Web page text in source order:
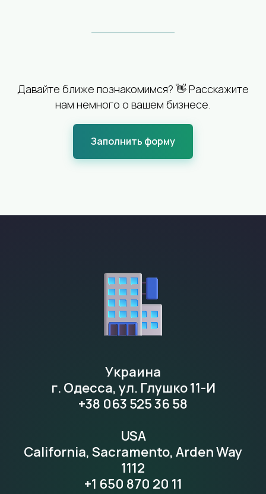
Давайте ближе познакомимся? 👋 Расскажите
нам немного о вашем бизнесе.
Заполнить форму
Украина
г. Одесса, ул. Глушко 11-И
+38 063 525 36 58
USA
California, Sacramento, Arden Way
1112
+1 650 870 20 11